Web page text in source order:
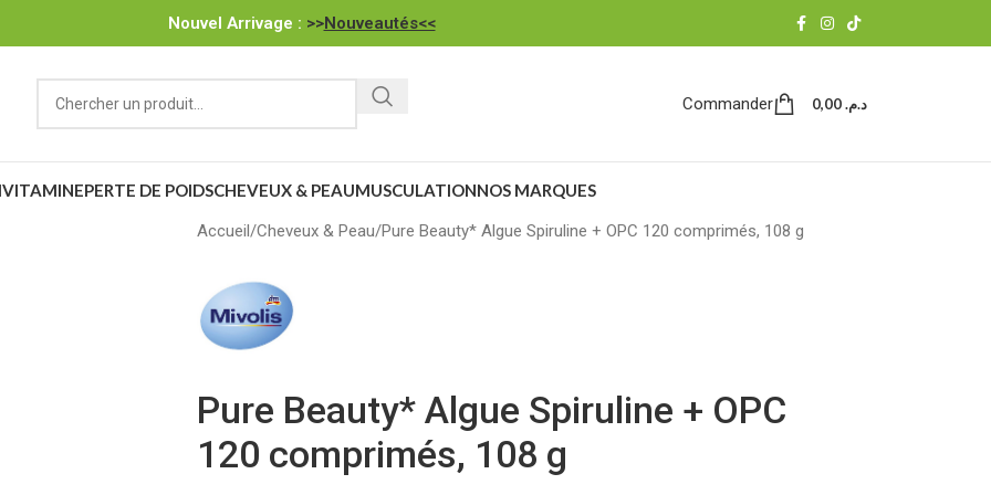
Nouvel Arrivage : >>Nouveautés<<
Commander د.م.
PERTE DE POIDSCHEVEUX & PEAUMUSCULATIONNOS MARQUES
Accueil Cheveux & Peau Pure Beauty* Algue Spiruline + OPC 120 comprimés, 108 g
Pure Beauty* Algue Spiruline + OPC
120 comprimés, 108 g